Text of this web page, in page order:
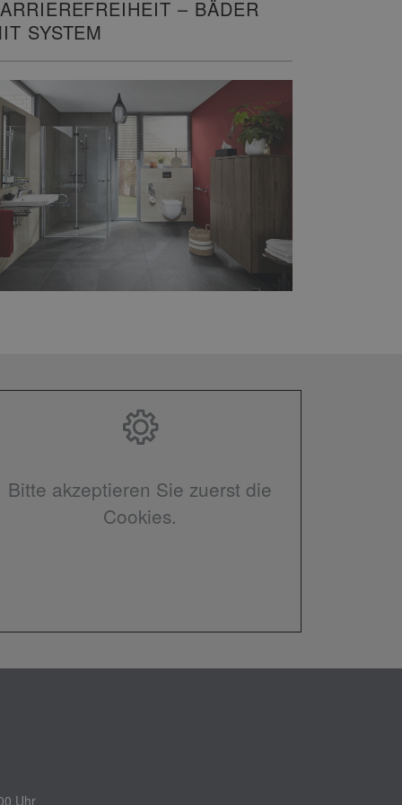
– BÄDER
SYSTEM
Bitte akzeptieren Sie zuerst die
Cookies.
Uhr